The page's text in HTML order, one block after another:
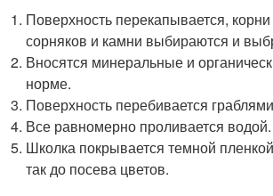
Поверхность перекапывается,
сорняков и камни выбираются и
Вносятся минеральные и
норме.
Поверхность перебивается
Все равномерно проливается водой.
Школка покрывается темной
так до посева цветов.